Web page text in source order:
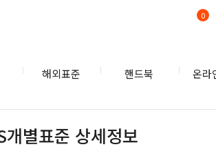
해외표준 핸드북 온라
0
개별표준 상세정보